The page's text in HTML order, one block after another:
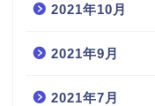
2021年10月
2021年9月
2021年7月